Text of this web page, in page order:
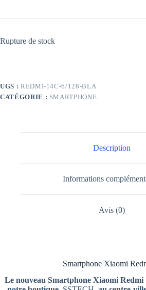
Rupture de stock
UGS : REDMI-14C-6/128-BLA
CATÉGORIE : SMARTPHONE
Description
Informations
Avis (0)
Smartphone Xiaomi
Le nouveau Smartphone Xiaomi Redmi